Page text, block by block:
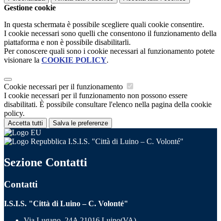
Gestione cookie
In questa schermata è possibile scegliere quali cookie consentire.
I cookie necessari sono quelli che consentono il funzionamento della
piattaforma e non è possibile disabilitarli.
Per conoscere quali sono i cookie necessari al funzionamento potete
visionare la COOKIE POLICY.
Cookie necessari per il funzionamento
I cookie necessari per il funzionamento non possono essere
disabilitati. È possibile consultare l'elenco nella pagina della cookie
policy.
Accetta tutti Salva le preferenze
I.S.I.S. "Città di Luino – C. Volonté"
Sezione Contatti
Contatti
I.S.I.S. "Città di Luino – C. Volonté"